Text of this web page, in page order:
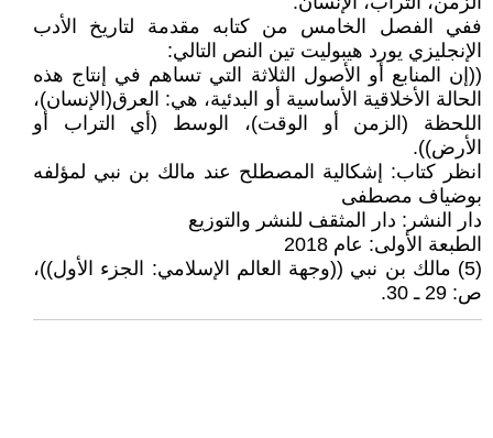
ففي الفصل الخامس من كتابه مقدمة لتاريخ الأدب
الإنجليزي يورد هيبوليت تين النص التالي:
((إن المنابع أو الأصول الثلاثة التي تساهم في إنتاج هذه
الحالة الأخلاقية الأساسية أو البدئية، هي: العرق(الإنسان)،
اللحظة (الزمن أو الوقت)، الوسط (أي التراب أو
الأرض)).
انظر كتاب: إشكالية المصطلح عند مالك بن نبي لمؤلفه
بوضياف مصطفى
دار النشر: دار المثقف للنشر والتوزيع
الطبعة الأولى: عام 2018
(5) مالك بن نبي ((وجهة العالم الإسلامي: الجزء الأول))،
ص: 29 ـ 30.